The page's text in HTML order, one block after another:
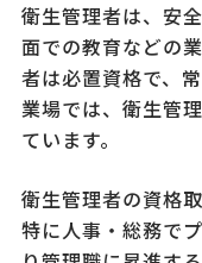
衛生管理者は、安
面での教育などの
者は必置資格で、
業場では、衛生管
ています。
衛生管理者の資格
特に人事・総務で